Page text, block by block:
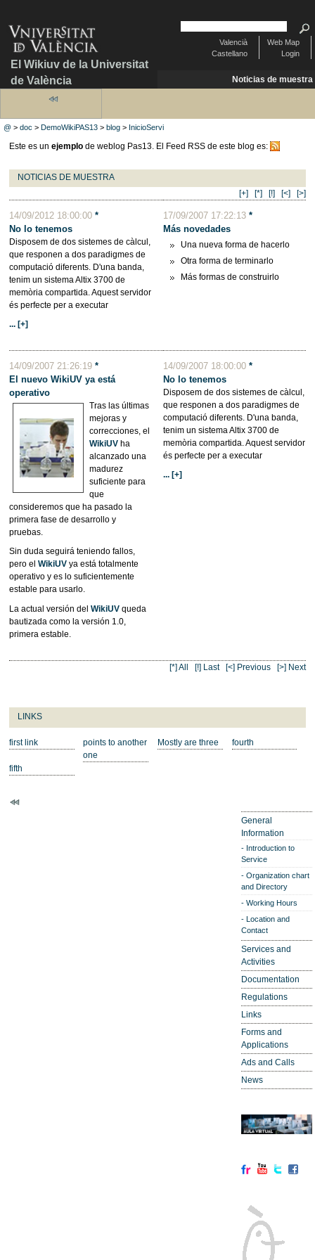
El Wikiuv de la Universitat
de València
Web Map
Login
Valencià
Castellano
Noticias de muestra
@ >doc >DemoWikiPAS13 >blog > InicioServi
Este es un ejemplode weblog Pas13. El Feed RSS de este blog es:
NOTICIAS DE MUESTRA
[+]
[*] [!] [<] [>]
14/09/2012 18:00:00 *
No lo tenemos
Disposem de dos sistemes de càlcul,
que responen a dos paradigmes de
computació diferents. D'una banda,
tenim un sistema Altix 3700 de
memòria compartida. Aquest servidor
és perfecte per a executar
... [+]
17/09/2007 17:22:13*
Más novedades
Una nueva forma de hacerlo
Otra forma de terminarlo
Más formas de construirlo
14/09/2007 21:26:19 *
El nuevo WikiUV ya está
operativo
Tras las últimas
mejoras y
correcciones, el
WikiUVha
alcanzado una
madurez
suficiente para
que
consideremos que ha pasado la
primera fase de desarrollo y
pruebas.
Sin duda seguirá teniendo fallos,
pero el WikiUVya está totalmente
operativo y es lo suficientemente
estable para usarlo.
La actual versión del WikiUVqueda
bautizada como la versión 1.0,
primera estable.
14/09/2007 18:00:00*
No lo tenemos
Disposem de dos sistemes de càlcul,
que responen a dos paradigmes de
computació diferents. D'una banda,
tenim un sistema Altix 3700 de
memòria compartida. Aquest servidor
és perfecte per a executar
... [+]
[*] All [!] Last [<] Previous [>] Next
LINKS
first link
points to another
one
Mostly are three fourth
fifth
General
Information
Introduction to
Service
Organization chart
and Directory
Working Hours
Location and
Contact
Services and
Activities
Documentation
Regulations
Links
Forms and
Applications
Ads and Calls
News